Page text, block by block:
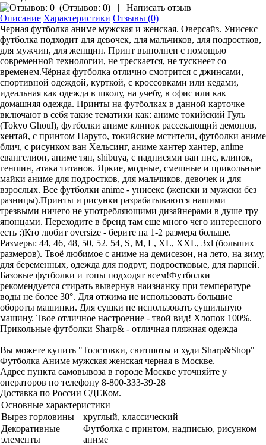
(Отзывов: 0) |
Написать отзыв
Описание Характеристики Отзывы (0)
Черная футболка аниме мужская и женская. Оверсайз. Унисекс
футболка подходит для девочек, для мальчиков, для подростков,
для мужчин, для женщин. Принт выполнен с помощью
современной технологии, не трескается, не тускнеет со
временем.Чёрная футболка отлично смотрится с джинсами,
спортивной одеждой, курткой, с кроссовками или кедами,
идеальная как одежда в школу, на учебу, в офис или как
домашняя одежда. Принты на футболках в данной карточке
включают в себя такие тематики как: аниме токийский Гуль
(Tokyo Ghoul), футболки аниме клинок рассекающий демонов,
хентай, с принтом Наруто, токийские мстители, футболки аниме
блич, с рисунком ван Хельсинг, аниме хантер хантер, anime
евангелион, аниме тян, shibuya, с надписями ван пис, клинок,
геншин, атака титанов. Яркие, модные, смешные и прикольные
майки аниме для подростков, для мальчиков, девочек и для
взрослых. Все футболки anime - унисекс (женски и мужски без
разницы).Принты и рисунки разрабатываются нашими
трезвыми ничего не употребляющими дизайнерами в душе тру
японцами. Переходите в бренд там еще много чего интересного
есть :)Кто любит oversize - берите на 1-2 размера больше.
Размеры: 44, 46, 48, 50, 52. 54, S, M, L, XL, XXL, 3xl (больших
размеров). Твоё любимое с аниме на демисезон, на лето, на зиму,
для беременных, одежда для подруг, подростковые, для парней.
Базовые футболки и топы подходят всем!Футболки
рекомендуется стирать вывернув наизнанку при температуре
воды не более 30°. Для отжима не использовать большие
обороты машинки. Для сушки не использовать сушильную
машину. Твое отличное настроение - твой вид! Хлопок 100%.
Прикольные футболки Sharp& - отличная пляжная одежда
Вы можете купить "Толстовки, свитшоты и худи Sharp&Shop"
Футболка Аниме мужская женская черная в Москве.
Адрес пункта самовывоза в городе Москве уточняйте у
операторов по телефону 8-800-333-39-28
Доставка по России СДЕКом.
Основные характеристики
Вырез горловины
круглый, классический
Декоративные
элементы
Футболка с принтом, надписью, рисунком
аниме